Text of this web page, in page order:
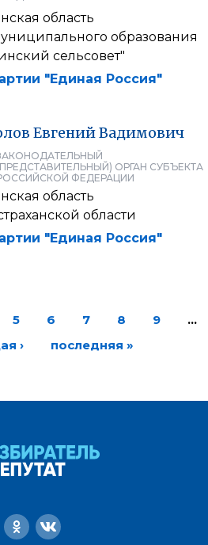
область
образования
сельсовет"
"Единая Россия"
ЕвгенийВадимович
ОРГАН СУБЪЕКТА
ФЕДЕРАЦИИ
область
области
"Единая Россия"
5 6 7 8 9
…
›
последняя »